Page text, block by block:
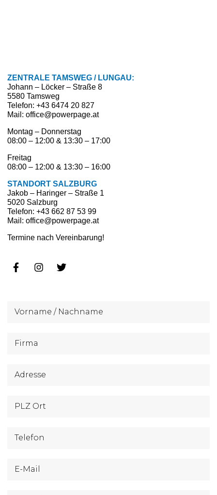
ZENTRALE TAMSWEG / LUNGAU:
Johann – Löcker – Straße 8
5580 Tamsweg
Telefon: +43 6474 20 827
Mail: office@powerpage.at
Montag – Donnerstag
08:00 – 12:00 & 13:30 – 17:00
Freitag
08:00 – 12:00 & 13:30 – 16:00
STANDORT SALZBURG
Jakob – Haringer – Straße 1
5020 Salzburg
Telefon: +43 662 87 53 99
Mail: office@powerpage.at
Termine nach Vereinbarung!